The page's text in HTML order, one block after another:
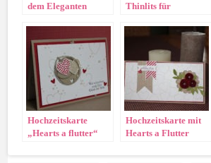
dem Eleganten
Thinlits für
Hochzeitskarte
„Hearts a flutter“
Hochzeitskarte mit
Hearts a Flutter